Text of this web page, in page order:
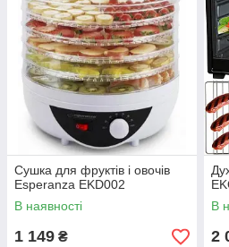
Сушка для фруктів і овочів
Esperanza EKD002
В наявності
1 149 ₴
В
2